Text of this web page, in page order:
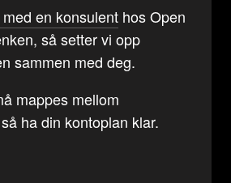
en konsulent hos Open
så setter vi opp
sammen med deg.
mappes mellom
ha din kontoplan klar.